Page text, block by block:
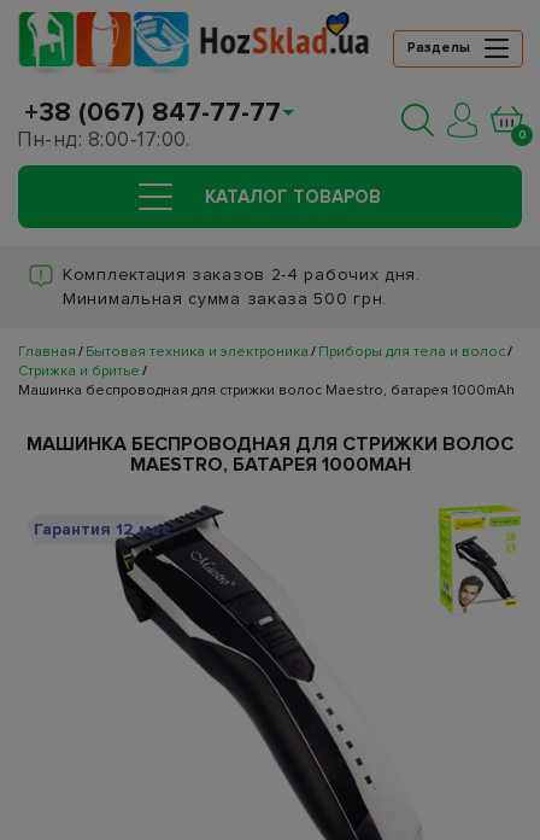
Разделы
+38 (067) 847-77-77
Пн-нд: 8:00-17:00. 0
КАТАЛОГ ТОВАРОВ
Комплектация заказов 2-4 рабочих дня.
Минимальная сумма заказа 500 грн.
Главная Бытовая техника и электроника
Приборы для тела и волос
Стрижка и бритье
Машинка беспроводная для стрижки волос Maestro, батарея 1000mAh
МАШИНКА БЕСПРОВОДНАЯ ДЛЯ СТРИЖКИ ВОЛОС
MAESTRO, БАТАРЕЯ 1000MAH
Гарантия 12 мес